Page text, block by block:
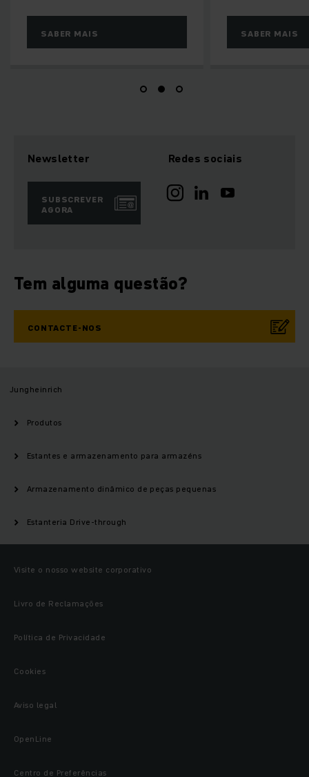
SABER MAIS SABER MAIS
Newsletter
SUBSCREVER
AGORA
Redes sociais
Tem alguma questão?
CONTACTE-NOS
Jungheinrich
Produtos
Estantes e armazenamento para armazéns
Armazenamento dinâmico de peças pequenas
Estanteria Drive-through
Visite o nosso website corporativo
Livro de Reclamações
Política de Privacidade
Cookies
Aviso legal
OpenLine
Centro de Preferências